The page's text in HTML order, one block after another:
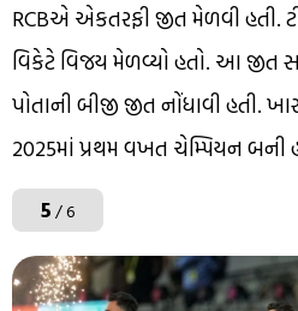
RCBએ એકતરફી જીત મેળવી હતી.
વિકેટે વિજય મેળવ્યો હતો. આ જીત
પોતાની બીજી જીત નોંધાવી હતી.
2025માં પ્રથમ વખત ચેમ્પિયન બની
5/ 6